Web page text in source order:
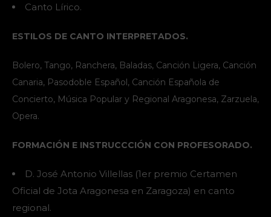
Canto Lírico.
ESTILOS DE CANTO INTERPRETADOS.
Bolero, Tango, Ranchera, Baladas, Canción Ligera, Canción
Canaria, Pasodoble Español, Canción Española de
Concierto, Música Popular y Regional Aragonesa, Zarzuela,
Opera.
FORMACIÓN E INSTRUCCCIÓN CON PROFESORADO.
D. José Antonio Villellas (1er premio Certamen
Oficial de Jota Aragonesa en Zaragoza) en canto
regional.